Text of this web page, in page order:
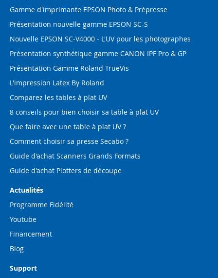
Gamme d'imprimante EPSON Photo & Prépresse
Présentation nouvelle gamme EPSON SC-S
Nouvelle EPSON SC-V4000 - L'UV pour les photographes
Présentation synthétique gamme CANON IPF Pro & GP
Présentation Gamme Roland TrueVis
L'impression Latex By Roland
Comparez les tables à plat UV
8 conseils pour bien choisir sa table à plat UV
Que faire avec une table à plat UV ?
Comment choisir sa presse Secabo ?
Guide d'achat Scanners Grands Formats
Guide d'achat Plotters de découpe
Actualités
Programme Fidélité
Youtube
Financement
Blog
Support